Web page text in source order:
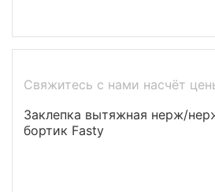
Свяжитесь с нами насчёт
Заклепка вытяжная нерж/
бортик Fasty